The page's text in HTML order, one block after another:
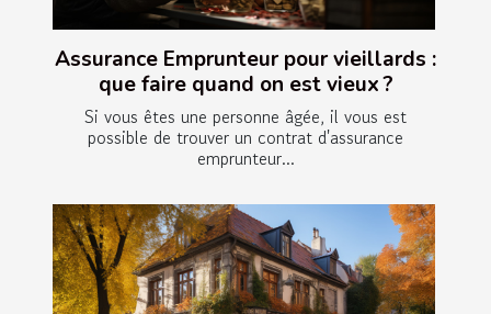
Assurance Emprunteur pour vieillards :
que faire quand on est vieux ?
Si vous êtes une personne âgée, il vous est
possible de trouver un contrat d'assurance
emprunteur...